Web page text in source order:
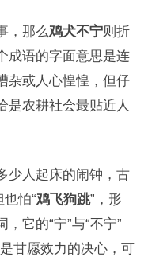
，那么鸡犬不宁则折
成语的字面意思是连
杂或人心惶惶，但仔
是农耕社会最贴近人
少人起床的闹钟，古
怕“鸡飞狗跳”，形
它的“宁”与“不宁”
甘愿效力的决心，可